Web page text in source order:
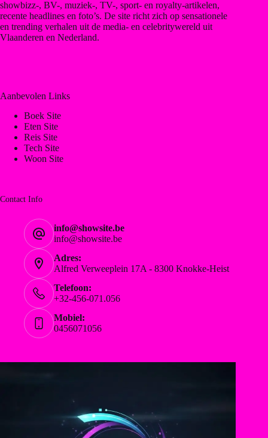
showbizz-, BV-, muziek-, TV-, sport- en royalty-artikelen,
recente headlines en foto’s. De site richt zich op sensationele
en trending verhalen uit de media- en celebritywereld uit
Vlaanderen en Nederland.
Aanbevolen Links
Boek Site
Eten Site
Reis Site
Tech Site
Woon Site
Contact Info
info@showsite.be
info@showsite.be
Adres:
Alfred Verweeplein 17A - 8300 Knokke-Heist
Telefoon:
+32-456-071.056
Mobiel:
0456071056